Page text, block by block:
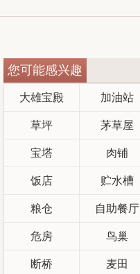
您可能感兴趣
大雄宝殿 加油站
草坪 茅草屋
宝塔 肉铺
饭店 贮水槽
粮仓 自助餐厅
危房 鸟巢
断桥 麦田